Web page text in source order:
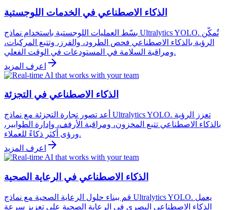
الذكاء الاصطناعي في الخدمات اللوجستية
بسّط العمليات اللوجستية باستخدام نماذج Ultralytics YOLO. تُمكّن
الرؤية بالذكاء الاصطناعي فحص الطرود، والفرز، وتتبع المركبات،
ومراقبة السلامة في المستودعات في الوقت الفعلي.
اعرف المزيد
الذكاء الاصطناعي في التجزئة
أعد تصور تجارة التجزئة مع نماذج Ultralytics YOLO. تعزز الرؤية
بالذكاء الاصطناعي تتبع المخزون، ومراقبة الأرفف، وإدارة الطوابير،
ورؤى أكثر ذكاءً للعملاء.
اعرف المزيد
الذكاء الاصطناعي في الرعاية الصحية
قم ببناء حلول الرعاية الصحية مع نماذج Ultralytics YOLO. يعمل
الذكاء الاصطناعي البصري في الرعاية الصحية على تعزيز سرعة